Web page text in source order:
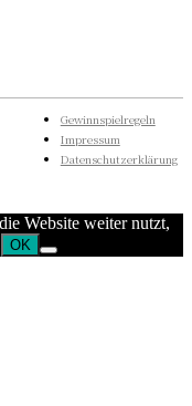
Gewinnspielregeln
Impressum
Datenschutzerklärung
Website weiter nutzt,
OK